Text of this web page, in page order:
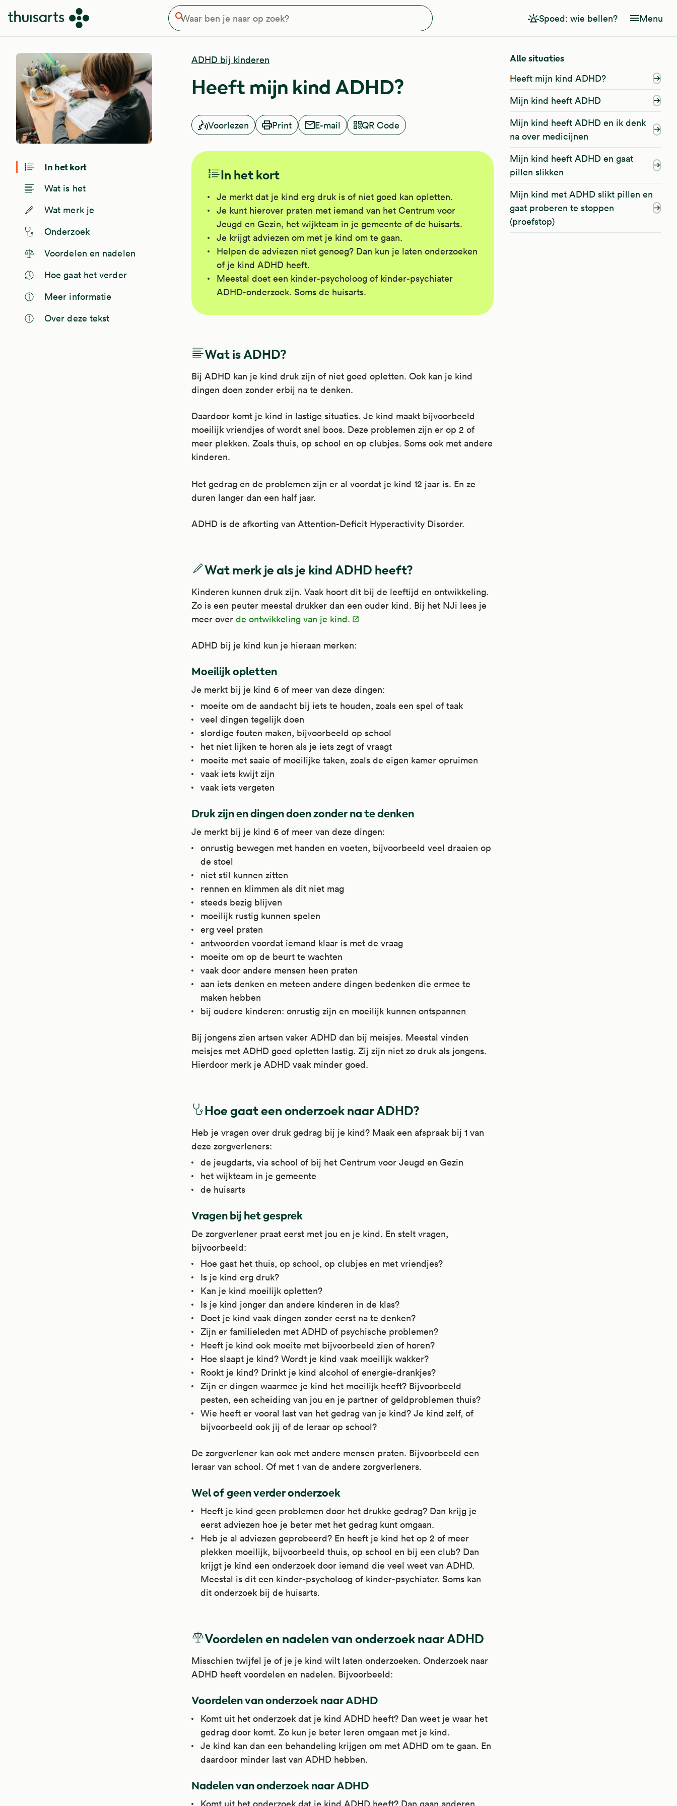
Overslaan en naar de inhoud gaan Waar ben je naar op zoek?
Zoeken Spoed: wie bellen? Menu
ADHD bij kinderen
Heeft mijn kind ADHD?
In het kort
Wat is het
Wat merk je
Onderzoek
Voordelen en nadelen
Hoe gaat het verder
Meer informatie
Over deze tekst
Voorlezen Print E-mail QR Code
In het kort
Je merkt dat je kind erg druk is of niet goed kan opletten.
Je kunt hierover praten met iemand van het Centrum voor
Jeugd en Gezin, het wijkteam in je gemeente of de huisarts.
Je krijgt adviezen om met je kind om te gaan.
Helpen de adviezen niet genoeg? Dan kun je laten onderzoeken
of je kind ADHD heeft.
Meestal doet een kinder-psycholoog of kinder-psychiater
ADHD-onderzoek. Soms de huisarts.
Wat is ADHD?
Bij ADHD kan je kind druk zijn of niet goed opletten. Ook kan je kind
dingen doen zonder erbij na te denken.
Daardoor komt je kind in lastige situaties. Je kind maakt bijvoorbeeld
moeilijk vriendjes of wordt snel boos. Deze problemen zijn er op 2 of
meer plekken. Zoals thuis, op school en op clubjes. Soms ook met andere
kinderen.
Het gedrag en de problemen zijn er al voordat je kind 12 jaar is. En ze
duren langer dan een half jaar.
ADHD is de afkorting van Attention-Deficit Hyperactivity Disorder.
Wat merk je als je kind ADHD heeft?
Kinderen kunnen druk zijn. Vaak hoort dit bij de leeftijd en ontwikkeling.
Zo is een peuter meestal drukker dan een ouder kind. Bij het NJi lees je
meer over de ontwikkeling van je kind.
ADHD bij je kind kun je hieraan merken:
Moeilijk opletten
Je merkt bij je kind 6 of meer van deze dingen:
moeite om de aandacht bij iets te houden, zoals een spel of taak
veel dingen tegelijk doen
slordige fouten maken, bijvoorbeeld op school
het niet lijken te horen als je iets zegt of vraagt
moeite met saaie of moeilijke taken, zoals de eigen kamer opruimen
vaak iets kwijt zijn
vaak iets vergeten
Druk zijn en dingen doen zonder na te denken
Je merkt bij je kind 6 of meer van deze dingen:
onrustig bewegen met handen en voeten, bijvoorbeeld veel draaien op
de stoel
niet stil kunnen zitten
rennen en klimmen als dit niet mag
steeds bezig blijven
moeilijk rustig kunnen spelen
erg veel praten
antwoorden voordat iemand klaar is met de vraag
moeite om op de beurt te wachten
vaak door andere mensen heen praten
aan iets denken en meteen andere dingen bedenken die ermee te
maken hebben
bij oudere kinderen: onrustig zijn en moeilijk kunnen ontspannen
Bij jongens zien artsen vaker ADHD dan bij meisjes. Meestal vinden
meisjes met ADHD goed opletten lastig. Zij zijn niet zo druk als jongens.
Hierdoor merk je ADHD vaak minder goed.
Hoe gaat een onderzoek naar ADHD?
Heb je vragen over druk gedrag bij je kind? Maak een afspraak bij 1 van
deze zorgverleners:
de jeugdarts, via school of bij het Centrum voor Jeugd en Gezin
het wijkteam in je gemeente
de huisarts
Vragen bij het gesprek
De zorgverlener praat eerst met jou en je kind. En stelt vragen,
bijvoorbeeld:
Hoe gaat het thuis, op school, op clubjes en met vriendjes?
Is je kind erg druk?
Kan je kind moeilijk opletten?
Is je kind jonger dan andere kinderen in de klas?
Doet je kind vaak dingen zonder eerst na te denken?
Zijn er familieleden met ADHD of psychische problemen?
Heeft je kind ook moeite met bijvoorbeeld zien of horen?
Hoe slaapt je kind? Wordt je kind vaak moeilijk wakker?
Rookt je kind? Drinkt je kind alcohol of energie-drankjes?
Zijn er dingen waarmee je kind het moeilijk heeft? Bijvoorbeeld
pesten, een scheiding van jou en je partner of geldproblemen thuis?
Wie heeft er vooral last van het gedrag van je kind? Je kind zelf, of
bijvoorbeeld ook jij of de leraar op school?
De zorgverlener kan ook met andere mensen praten. Bijvoorbeeld een
leraar van school. Of met 1 van de andere zorgverleners.
Wel of geen verder onderzoek
Heeft je kind geen problemen door het drukke gedrag? Dan krijg je
eerst adviezen hoe je beter met het gedrag kunt omgaan.
Heb je al adviezen geprobeerd? En heeft je kind het op 2 of meer
plekken moeilijk, bijvoorbeeld thuis, op school en bij een club? Dan
krijgt je kind een onderzoek door iemand die veel weet van ADHD.
Meestal is dit een kinder-psycholoog of kinder-psychiater. Soms kan
dit onderzoek bij de huisarts.
Voordelen en nadelen van onderzoek naar ADHD
Misschien twijfel je of je je kind wilt laten onderzoeken. Onderzoek naar
ADHD heeft voordelen en nadelen. Bijvoorbeeld:
Voordelen van onderzoek naar ADHD
Komt uit het onderzoek dat je kind ADHD heeft? Dan weet je waar het
gedrag door komt. Zo kun je beter leren omgaan met je kind.
Je kind kan dan een behandeling krijgen om met ADHD om te gaan. En
daardoor minder last van ADHD hebben.
Nadelen van onderzoek naar ADHD
Komt uit het onderzoek dat je kind ADHD heeft? Dan gaan anderen
Alle situaties
Heeft mijn kind ADHD?
Mijn kind heeft ADHD
Mijn kind heeft ADHD en ik denk
na over medicijnen
Mijn kind heeft ADHD en gaat
pillen slikken
Mijn kind met ADHD slikt pillen en
gaat proberen te stoppen
(proefstop)